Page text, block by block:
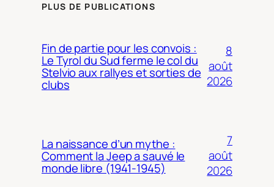
PLUS DE PUBLICATIONS
Fin de partie pour les convois :
Le Tyrol du Sud ferme le col du
Stelvio aux rallyes et sorties de
clubs
8
août
2026
La naissance d’un mythe :
Comment la Jeep a sauvé le
monde libre (1941-1945)
7
août
2026